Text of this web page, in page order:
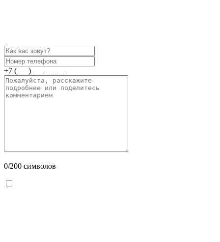
+7 (___) ___ __ __
0/200 символов